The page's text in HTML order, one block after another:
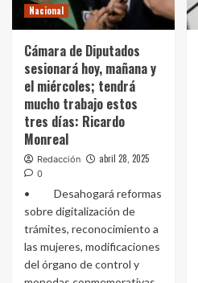
Nacional
Cámara de Diputados
sesionará hoy, mañana y
el miércoles; tendrá
mucho trabajo estos
tres días: Ricardo
Monreal
Redacción abril 28, 2025
0
• Desahogará reformas
sobre digitalización de
trámites, reconocimiento a
las mujeres, modificaciones
del órgano de control y